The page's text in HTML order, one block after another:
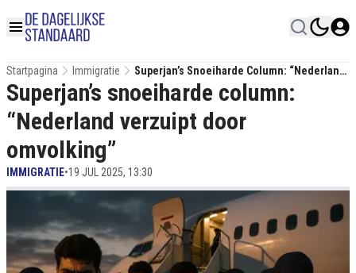
Startpagina Immigratie
Superjan’s Snoeiharde Column: “Nederland
Verzuipt Door Omvolking”
Superjan’s snoeiharde column:
“Nederland verzuipt door
omvolking”
IMMIGRATIE•19 JUL 2025, 13:30